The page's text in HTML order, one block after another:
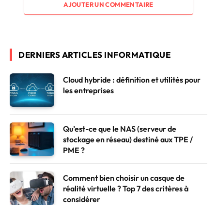
AJOUTER UN COMMENTAIRE
DERNIERS ARTICLES INFORMATIQUE
Cloud hybride : définition et utilités pour
les entreprises
Qu’est-ce que le NAS (serveur de
stockage en réseau) destiné aux TPE /
PME ?
Comment bien choisir un casque de
réalité virtuelle ? Top 7 des critères à
considérer